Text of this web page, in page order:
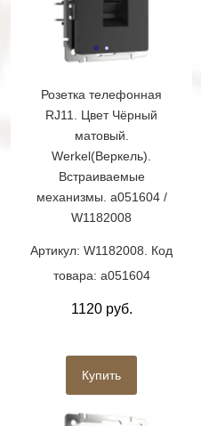
Розетка телефонная
RJ11. Цвет Чёрный
матовый.
Werkel(Веркель).
Встраиваемые
механизмы. a051604 /
W1182008
Артикул: W1182008. Код
товара: a051604
1120 руб.
Купить